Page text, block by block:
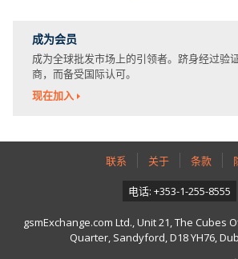
成为会员
成为全球批发市场上的引领者。跻身经过验
商，而备受国际认可。
现在加入
联系 关于 条款
电话: +353-1-255-8555
gsmExchange.com Ltd., Unit 21, The Cubes
Quarter, Sandyford, D18 YH76,